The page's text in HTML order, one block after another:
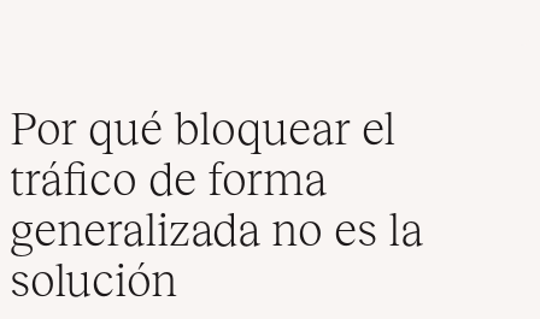
Por qué bloquear el
tráfico de forma
generalizada no es la
solución